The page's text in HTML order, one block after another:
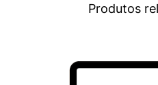
Produtos